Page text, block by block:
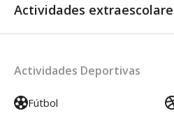
Actividades
Actividades Deportivas
Fútbol